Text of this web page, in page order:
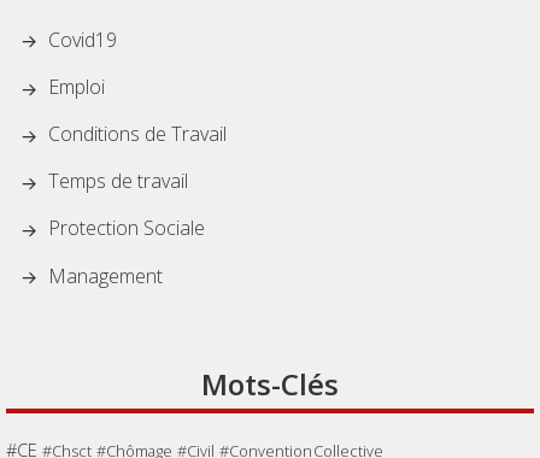
Covid19
Emploi
Conditions de Travail
Temps de travail
Protection Sociale
Management
Mots-Clés
CE Chsct Chômage Civil Convention Collective